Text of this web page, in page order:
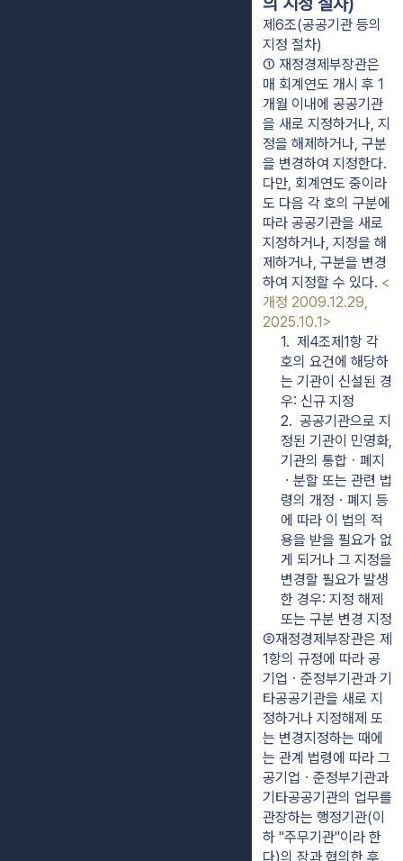
제6조(공공기관 등의
지정 절차)
① 재정경제부장관은
매 회계연도 개시 후 1
개월 이내에 공공기관
을 새로 지정하거나, 지
정을 해제하거나, 구분
을 변경하여 지정한다.
다만, 회계연도 중이라
도 다음 각 호의 구분에
따라 공공기관을 새로
지정하거나, 지정을 해
제하거나, 구분을 변경
하여 지정할 수 있다. <
개정 2009.12.29,
2025.10.1>
1.  제4조제1항 각
호의 요건에 해당하
는 기관이 신설된 경
우: 신규 지정
2.  공공기관으로 지
정된 기관이 민영화,
기관의 통합ㆍ폐지
ㆍ분할 또는 관련 법
령의 개정ㆍ폐지 등
에 따라 이 법의 적
용을 받을 필요가 없
게 되거나 그 지정을
변경할 필요가 발생
한 경우: 지정 해제
또는 구분 변경 지정
②재정경제부장관은 제
1항의 규정에 따라 공
기업ㆍ준정부기관과 기
타공공기관을 새로 지
정하거나 지정해제 또
는 변경지정하는 때에
는 관계 법령에 따라 그
공기업ㆍ준정부기관과
기타공공기관의 업무를
관장하는 행정기관(이
하 "주무기관"이라 한
다)의 장과 협의한 후,